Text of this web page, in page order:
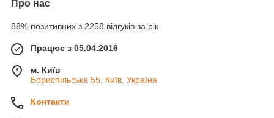
Про нас
88% позитивних з 2258 відгуків за рік
Працює з 05.04.2016
м. Київ
Бориспільська 55, Київ, Україна
Контакти